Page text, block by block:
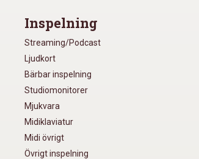
Inspelning
Streaming/Podcast
Ljudkort
Bärbar inspelning
Studiomonitorer
Mjukvara
Midiklaviatur
Midi övrigt
Övrigt inspelning